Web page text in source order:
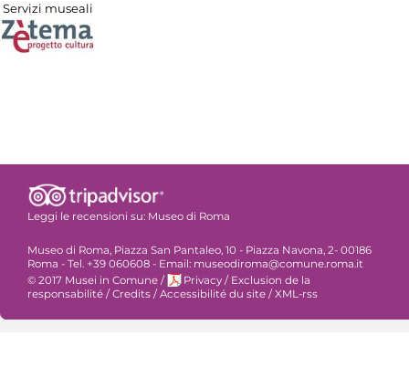
Servizi museali
Leggi le recensioni su: Museo di Roma
Museo di Roma, Piazza San Pantaleo, 10 - Piazza Navona, 2- 00186
Roma - Tel. +39 060608 - Email: museodiroma@comune.roma.it
© 2017 Musei in Comune / Privacy / Exclusion de la
responsabilité / Credits / Accessibilité du site / XML-rss